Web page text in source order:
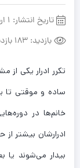
تاریخ انتشار: 1 اردیبهشت 1405
بازدید: 183 بازدید
تکرر ادرار یکی
ساده و موقتی تا
خانم‌ها در
ادرارشان بیشتر
بیدار می‌شوند یا